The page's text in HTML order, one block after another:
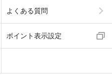
よくある質問
ポイント表示設定